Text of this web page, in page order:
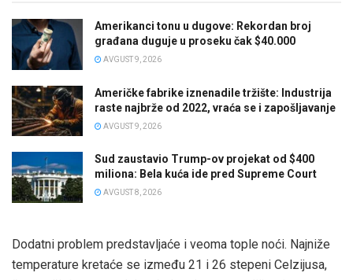
Amerikanci tonu u dugove: Rekordan broj
građana duguje u proseku čak $40.000
AVGUST 9, 2026
Američke fabrike iznenadile tržište: Industrija
raste najbrže od 2022, vraća se i zapošljavanje
AVGUST 9, 2026
Sud zaustavio Trump-ov projekat od $400
miliona: Bela kuća ide pred Supreme Court
AVGUST 8, 2026
Dodatni problem predstavljaće i veoma tople noći. Najniže
temperature kretaće se između 21 i 26 stepeni Celzijusa,